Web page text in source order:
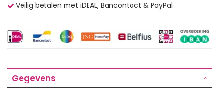
Veilig betalen met iDEAL, Bancontact & PayPal
Gegevens